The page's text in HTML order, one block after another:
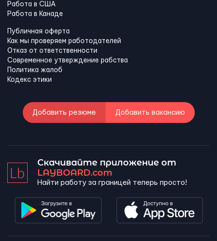
Работа в США
Работа в Канадe
Публичная оферта
Как мы проверяем работодателей
Отказ от ответственности
Современное утверждение рабства
Политика жалоб
Кодекс этики
Добавить резюме Добавить вакансию
Скачивайте приложение от
LAYBOARD.com
Найти работу за границей теперь просто!